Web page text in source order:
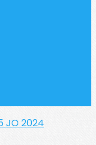
JO 2024